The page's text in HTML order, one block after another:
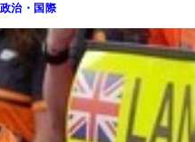
政治・国際